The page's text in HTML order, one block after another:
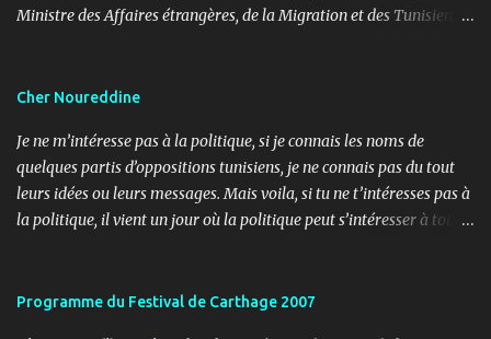
Ministre des Affaires étrangères, de la Migration et des Tunisiens à
niveau a rassemblé des diplomates, des experts de la diaspora, des
civile autour d’un objectif commun : renforcer le rôle stratégique
de la diaspora dans le développement durable, l’investissement et
la coopération internationale. 🎤 Mon rôle : donner le rythme,
porter la voix du dialogue En tant que maître de cérémonie, mon
moments d’ouverture, d’échanges et de clôture. Ce fut une expéri...
Cher Noureddine
Je ne m’intéresse pas à la politique, si je connais les noms de
quelques partis d’oppositions tunisiens, je ne connais pas du tout
leurs idées ou leurs messages. Mais voila, si tu ne t’intéresses pas à
la politique, il vient un jour où la politique peut s’intéresser à toi…
Ouatane ». Après informations, il s’agit de l’organe officiel d’un
Programme du Festival de Carthage 2007